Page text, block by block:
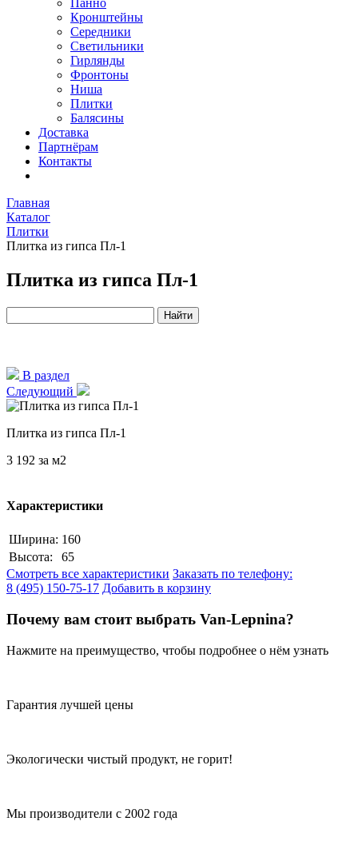
Панно
Кронштейны
Середники
Светильники
Гирлянды
Фронтоны
Ниша
Плитки
Балясины
Доставка
Партнёрам
Контакты
Главная
Каталог
Плитки
Плитка из гипса Пл-1
Плитка из гипса Пл-1
В раздел
Следующий
Плитка из гипса Пл-1
3 192 за м2
Характеристики
Ширина: 160
Высота:
65
Смотреть все характеристики Заказать по телефону:
8 (495) 150-75-17 Добавить в корзину
Почему вам стоит выбрать Van-Lepnina?
Нажмите на преимущество, чтобы подробнее о нём узнать
Гарантия лучшей цены
Экологически чистый продукт, не горит!
Мы производители с 2002 года